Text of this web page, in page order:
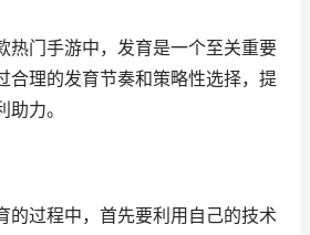
热门手游中，发育是一个至关重要
合理的发育节奏和策略性选择，提
力。
的过程中，首先要利用自己的技术